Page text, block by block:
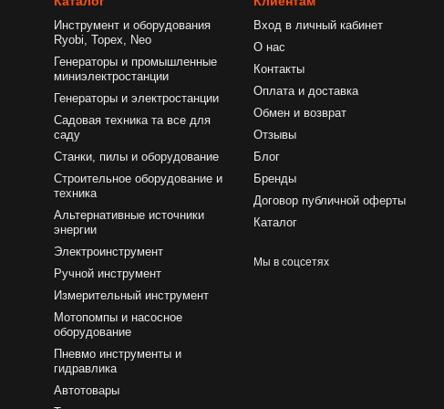
Инструмент и оборудования
Ryobi, Topex, Neo
Генераторы и промышленные
миниэлектростанции
Генераторы и электростанции
Садовая техника та все для
саду
Станки, пилы и оборудование
Строительное оборудование и
техника
Альтернативные источники
энергии
Электроинструмент
Ручной инструмент
Измерительный инструмент
Мотопомпы и насосное
оборудование
Пневмо инструменты и
гидравлика
Автотовары
Вход в личный кабинет
О нас
Контакты
Оплата и доставка
Обмен и возврат
Отзывы
Блог
Бренды
Договор публичной оферты
Каталог
Мы в соцсетях